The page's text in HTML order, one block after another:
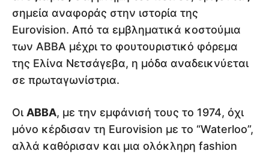
σημεία αναφοράς στην ιστορία της
Eurovision. Από τα εμβληματικά κοστούμια
των ABBA μέχρι το φουτουριστικό φόρεμα
της Ελίνα Νετσάγεβα, η μόδα αναδεικνύεται
σε πρωταγωνίστρια.
Οι ABBA, με την εμφάνισή τους το 1974, όχι
μόνο κέρδισαν τη Eurovision με το “Waterloo”,
αλλά καθόρισαν και μια ολόκληρη fashion